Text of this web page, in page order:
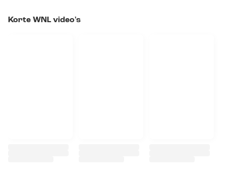
Korte WNL video's